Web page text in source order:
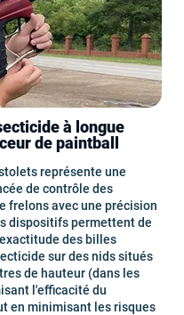
à longue
de paintball
représente une
de contrôle des
frelons avec une précision
dispositifs permettent de
des billes
sur des nids situés
de hauteur (dans les
l'efficacité du
en minimisant les risques